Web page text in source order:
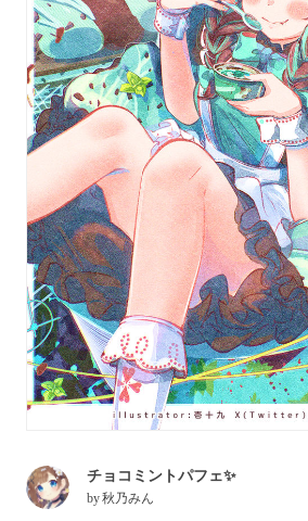
チョコミントパフェ✨
by秋乃みん